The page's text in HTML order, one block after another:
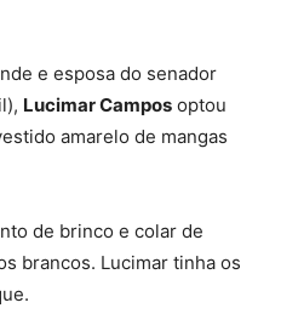
e esposa do senador
Lucimar Campos optou
amarelo de mangas
de brinco e colar de
brancos. Lucimar tinha os